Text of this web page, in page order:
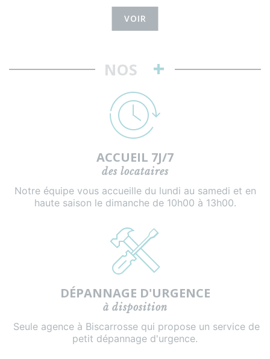
VOIR
NOS +
ACCUEIL 7J/7
des locataires
Notre équipe vous accueille du lundi au samedi et en
haute saison le dimanche de 10h00 à 13h00.
DÉPANNAGE D'URGENCE
à disposition
Seule agence à Biscarrosse qui propose un service de
petit dépannage d'urgence.